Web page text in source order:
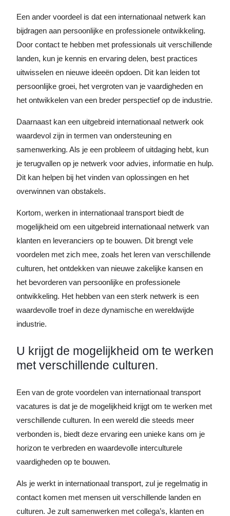
Een ander voordeel is dat een internationaal netwerk kan
bijdragen aan persoonlijke en professionele ontwikkeling.
Door contact te hebben met professionals uit verschillende
landen, kun je kennis en ervaring delen, best practices
uitwisselen en nieuwe ideeën opdoen. Dit kan leiden tot
persoonlijke groei, het vergroten van je vaardigheden en
het ontwikkelen van een breder perspectief op de industrie.
Daarnaast kan een uitgebreid internationaal netwerk ook
waardevol zijn in termen van ondersteuning en
samenwerking. Als je een probleem of uitdaging hebt, kun
je terugvallen op je netwerk voor advies, informatie en hulp.
Dit kan helpen bij het vinden van oplossingen en het
overwinnen van obstakels.
Kortom, werken in internationaal transport biedt de
mogelijkheid om een uitgebreid internationaal netwerk van
klanten en leveranciers op te bouwen. Dit brengt vele
voordelen met zich mee, zoals het leren van verschillende
culturen, het ontdekken van nieuwe zakelijke kansen en
het bevorderen van persoonlijke en professionele
ontwikkeling. Het hebben van een sterk netwerk is een
waardevolle troef in deze dynamische en wereldwijde
industrie.
U krijgt de mogelijkheid om te werken
met verschillende culturen.
Een van de grote voordelen van internationaal transport
vacatures is dat je de mogelijkheid krijgt om te werken met
verschillende culturen. In een wereld die steeds meer
verbonden is, biedt deze ervaring een unieke kans om je
horizon te verbreden en waardevolle interculturele
vaardigheden op te bouwen.
Als je werkt in internationaal transport, zul je regelmatig in
contact komen met mensen uit verschillende landen en
culturen. Je zult samenwerken met collega’s, klanten en